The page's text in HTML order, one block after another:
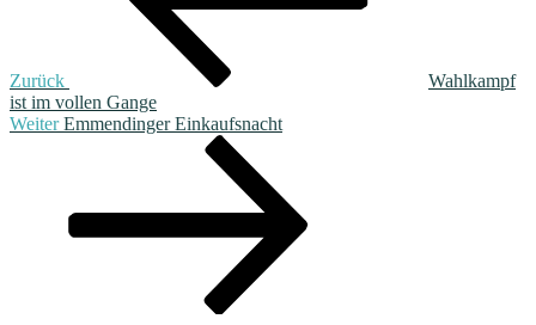
Zurück
Wahlkampf
ist im vollen Gange
Nächster
Weiter Emmendinger Einkaufsnacht